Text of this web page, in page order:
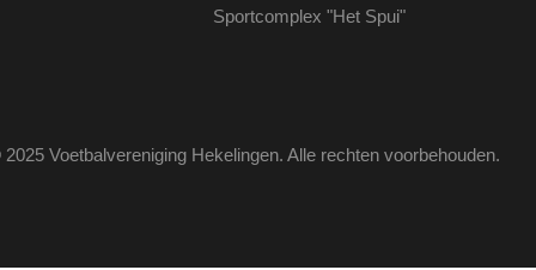
Sportcomplex "Het Spui"
Voetbalvereniging Hekelingen. Alle rechten voorbehouden.